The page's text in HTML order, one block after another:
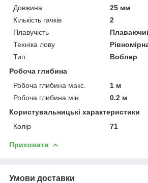
Довжина
25 мм
Кількість гачків
2
Плавучість
Техніка лову
Тип
Воблер
Робоча глибина
Робоча глибина макс.
1 м
Робоча глибина мін.
0.2 м
Користувальницькі характеристики
Колір
71
Приховати
Умови доставки